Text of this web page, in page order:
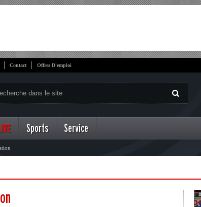
Contact Offres D'emploi
Sports Service